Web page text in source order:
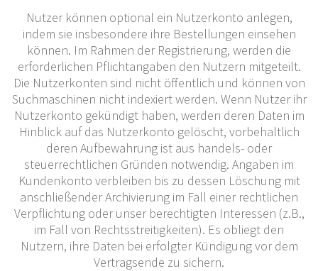
Nutzer können optional ein Nutzerkonto anlegen,
indem sie insbesondere ihre Bestellungen einsehen
können. Im Rahmen der Registrierung, werden die
erforderlichen Pflichtangaben den Nutzern mitgeteilt.
Die Nutzerkonten sind nicht öffentlich und können von
Suchmaschinen nicht indexiert werden. Wenn Nutzer ihr
Nutzerkonto gekündigt haben, werden deren Daten im
Hinblick auf das Nutzerkonto gelöscht, vorbehaltlich
deren Aufbewahrung ist aus handels- oder
steuerrechtlichen Gründen notwendig. Angaben im
Kundenkonto verbleiben bis zu dessen Löschung mit
anschließender Archivierung im Fall einer rechtlichen
Verpflichtung oder unser berechtigten Interessen (z.B.,
im Fall von Rechtsstreitigkeiten). Es obliegt den
Nutzern, ihre Daten bei erfolgter Kündigung vor dem
Vertragsende zu sichern.